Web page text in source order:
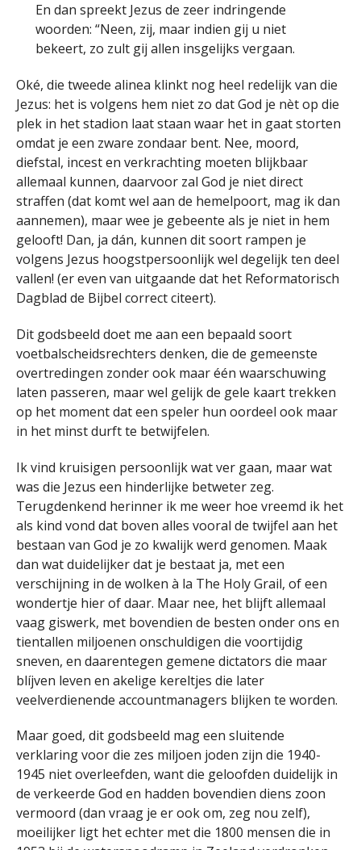
En dan spreekt Jezus de zeer indringende
woorden: “Neen, zij, maar indien gij u niet
bekeert, zo zult gij allen insgelijks vergaan.
Oké, die tweede alinea klinkt nog heel redelijk van die
Jezus: het is volgens hem niet zo dat God je nèt op die
plek in het stadion laat staan waar het in gaat storten
omdat je een zware zondaar bent. Nee, moord,
diefstal, incest en verkrachting moeten blijkbaar
allemaal kunnen, daarvoor zal God je niet direct
straffen (dat komt wel aan de hemelpoort, mag ik dan
aannemen), maar wee je gebeente als je niet in hem
gelooft! Dan, ja dán, kunnen dit soort rampen je
volgens Jezus hoogstpersoonlijk wel degelijk ten deel
vallen! (er even van uitgaande dat het Reformatorisch
Dagblad de Bijbel correct citeert).
Dit godsbeeld doet me aan een bepaald soort
voetbalscheidsrechters denken, die de gemeenste
overtredingen zonder ook maar één waarschuwing
laten passeren, maar wel gelijk de gele kaart trekken
op het moment dat een speler hun oordeel ook maar
in het minst durft te betwijfelen.
Ik vind kruisigen persoonlijk wat ver gaan, maar wat
was die Jezus een hinderlijke betweter zeg.
Terugdenkend herinner ik me weer hoe vreemd ik het
als kind vond dat boven alles vooral de twijfel aan het
bestaan van God je zo kwalijk werd genomen. Maak
dan wat duidelijker dat je bestaat ja, met een
verschijning in de wolken à la The Holy Grail, of een
wondertje hier of daar. Maar nee, het blijft allemaal
vaag giswerk, met bovendien de besten onder ons en
tientallen miljoenen onschuldigen die voortijdig
sneven, en daarentegen gemene dictators die maar
blíjven leven en akelige kereltjes die later
veelverdienende accountmanagers blijken te worden.
Maar goed, dit godsbeeld mag een sluitende
verklaring voor die zes miljoen joden zijn die 1940-
1945 niet overleefden, want die geloofden duidelijk in
de verkeerde God en hadden bovendien diens zoon
vermoord (dan vraag je er ook om, zeg nou zelf),
moeilijker ligt het echter met die 1800 mensen die in